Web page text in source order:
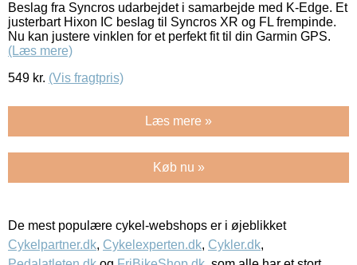
Beslag fra Syncros udarbejdet i samarbejde med K-Edge. Et
justerbart Hixon IC beslag til Syncros XR og FL frempinde.
Nu kan justere vinklen for et perfekt fit til din Garmin GPS.
(Læs mere)
549 kr. (Vis fragtpris)
Læs mere »
Køb nu »
De mest populære cykel-webshops er i øjeblikket
Cykelpartner.dk, Cykelexperten.dk, Cykler.dk,